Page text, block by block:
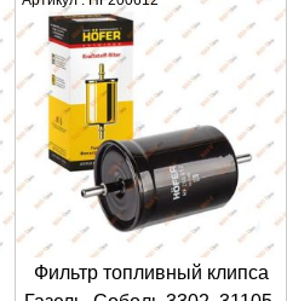
Фильтр топливный клипса